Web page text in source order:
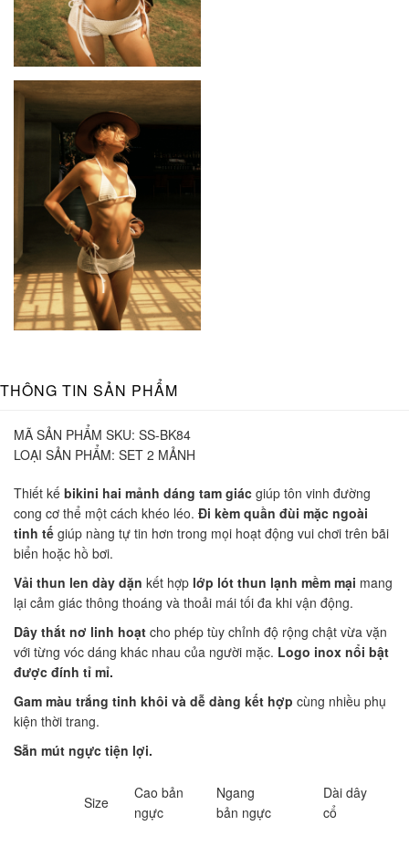
THÔNG TIN SẢN PHẨM
MÃ SẢN PHẨM SKU: SS-BK84
LOẠI SẢN PHẨM: SET 2 MẢNH
Thiết kế bikini hai mảnh dáng tam giác giúp tôn vinh đường
cong cơ thể một cách khéo léo. Đi kèm quần đùi mặc ngoài
tinh tế giúp nàng tự tin hơn trong mọi hoạt động vui chơi trên bãi
biển hoặc hồ bơi.
Vải thun len dày dặn kết hợp lớp lót thun lạnh mềm mại mang
lại cảm giác thông thoáng và thoải mái tối đa khi vận động.
Dây thắt nơ linh hoạt cho phép tùy chỉnh độ rộng chật vừa vặn
với từng vóc dáng khác nhau của người mặc. Logo inox nổi bật
được đính tỉ mỉ.
Gam màu trắng tinh khôi và dễ dàng kết hợp cùng nhiều phụ
kiện thời trang.
Sẵn mút ngực tiện lợi.
Size
Cao bản
ngực
Ngang
bản ngực
Dài dây
cổ